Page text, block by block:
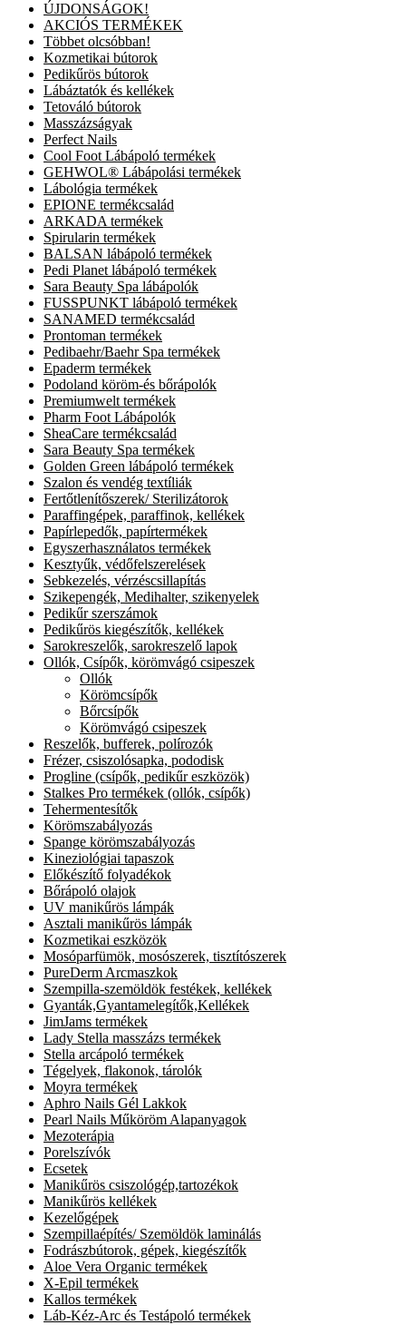
ÚJDONSÁGOK!
AKCIÓS TERMÉKEK
Többet olcsóbban!
Kozmetikai bútorok
Pedikűrös bútorok
Lábáztatók és kellékek
Tetováló bútorok
Masszázságyak
Perfect Nails
Cool Foot Lábápoló termékek
GEHWOL® Lábápolási termékek
Lábológia termékek
EPIONE termékcsalád
ARKADA termékek
Spirularin termékek
BALSAN lábápoló termékek
Pedi Planet lábápoló termékek
Sara Beauty Spa lábápolók
FUSSPUNKT lábápoló termékek
SANAMED termékcsalád
Prontoman termékek
Pedibaehr/Baehr Spa termékek
Epaderm termékek
Podoland köröm-és bőrápolók
Premiumwelt termékek
Pharm Foot Lábápolók
SheaCare termékcsalád
Sara Beauty Spa termékek
Golden Green lábápoló termékek
Szalon és vendég textíliák
Fertőtlenítőszerek/ Sterilizátorok
Paraffingépek, paraffinok, kellékek
Papírlepedők, papírtermékek
Egyszerhasználatos termékek
Kesztyűk, védőfelszerelések
Sebkezelés, vérzéscsillapítás
Szikepengék, Medihalter, szikenyelek
Pedikűr szerszámok
Pedikűrös kiegészítők, kellékek
Sarokreszelők, sarokreszelő lapok
Ollók, Csípők, körömvágó csipeszek
Ollók
Körömcsípők
Bőrcsípők
Körömvágó csipeszek
Reszelők, bufferek, polírozók
Frézer, csiszolósapka, pododisk
Progline (csípők, pedikűr eszközök)
Stalkes Pro termékek (ollók, csípők)
Tehermentesítők
Körömszabályozás
Spange körömszabályozás
Kineziológiai tapaszok
Előkészítő folyadékok
Bőrápoló olajok
UV manikűrös lámpák
Asztali manikűrös lámpák
Kozmetikai eszközök
Mosóparfümök, mosószerek, tisztítószerek
PureDerm Arcmaszkok
Szempilla-szemöldök festékek, kellékek
Gyanták,Gyantamelegítők,Kellékek
JimJams termékek
Lady Stella masszázs termékek
Stella arcápoló termékek
Tégelyek, flakonok, tárolók
Moyra termékek
Aphro Nails Gél Lakkok
Pearl Nails Műköröm Alapanyagok
Mezoterápia
Porelszívók
Ecsetek
Manikűrös csiszológép,tartozékok
Manikűrös kellékek
Kezelőgépek
Szempillaépítés/ Szemöldök laminálás
Fodrászbútorok, gépek, kiegészítők
Aloe Vera Organic termékek
X-Epil termékek
Kallos termékek
Láb-Kéz-Arc és Testápoló termékek